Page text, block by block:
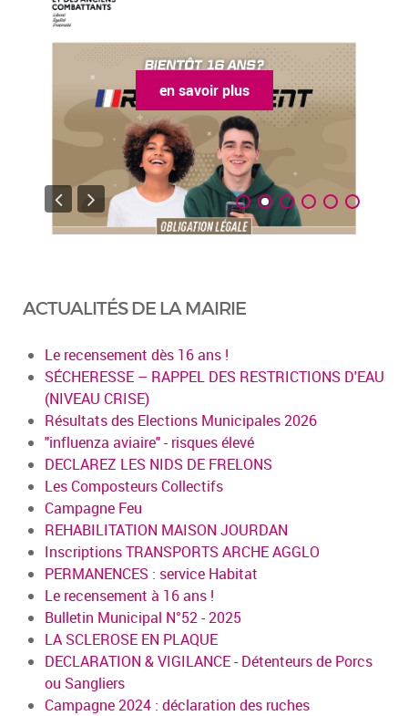
en savoir plus
ACTUALITÉS DE LA MAIRIE
Le recensement dès 16 ans !
SÉCHERESSE – RAPPEL DES RESTRICTIONS D'EAU
(NIVEAU CRISE)
Résultats des Elections Municipales 2026
"influenza aviaire" - risques élevé
DECLAREZ LES NIDS DE FRELONS
Les Composteurs Collectifs
Campagne Feu
REHABILITATION MAISON JOURDAN
Inscriptions TRANSPORTS ARCHE AGGLO
PERMANENCES : service Habitat
Le recensement à 16 ans !
Bulletin Municipal N°52 - 2025
LA SCLEROSE EN PLAQUE
DECLARATION & VIGILANCE - Détenteurs de Porcs
ou Sangliers
Campagne 2024 : déclaration des ruches